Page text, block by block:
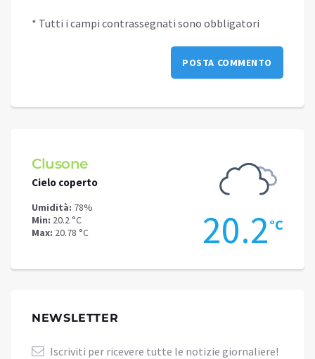
* Tutti i campi contrassegnati sono obbligatori
Clusone
Cielo coperto
Umidità: 78%
Min: 20.2 °C
Max: 20.78 °C 20.2°C
NEWSLETTER
Iscriviti per ricevere tutte le notizie giornaliere!